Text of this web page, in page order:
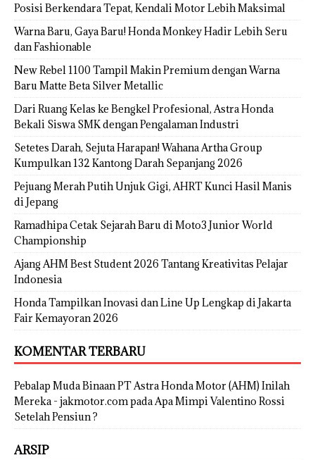
Posisi Berkendara Tepat, Kendali Motor Lebih Maksimal
Warna Baru, Gaya Baru! Honda Monkey Hadir Lebih Seru
dan Fashionable
New Rebel 1100 Tampil Makin Premium dengan Warna
Baru Matte Beta Silver Metallic
Dari Ruang Kelas ke Bengkel Profesional, Astra Honda
Bekali Siswa SMK dengan Pengalaman Industri
Setetes Darah, Sejuta Harapan! Wahana Artha Group
Kumpulkan 132 Kantong Darah Sepanjang 2026
Pejuang Merah Putih Unjuk Gigi, AHRT Kunci Hasil Manis
di Jepang
Ramadhipa Cetak Sejarah Baru di Moto3 Junior World
Championship
Ajang AHM Best Student 2026 Tantang Kreativitas Pelajar
Indonesia
Honda Tampilkan Inovasi dan Line Up Lengkap di Jakarta
Fair Kemayoran 2026
KOMENTAR TERBARU
Pebalap Muda Binaan PT Astra Honda Motor (AHM) Inilah
Mereka - jakmotor.compadaApa Mimpi Valentino Rossi
Setelah Pensiun ?
ARSIP